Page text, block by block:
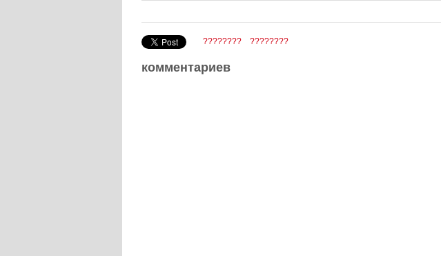
???????? ????????
комментариев